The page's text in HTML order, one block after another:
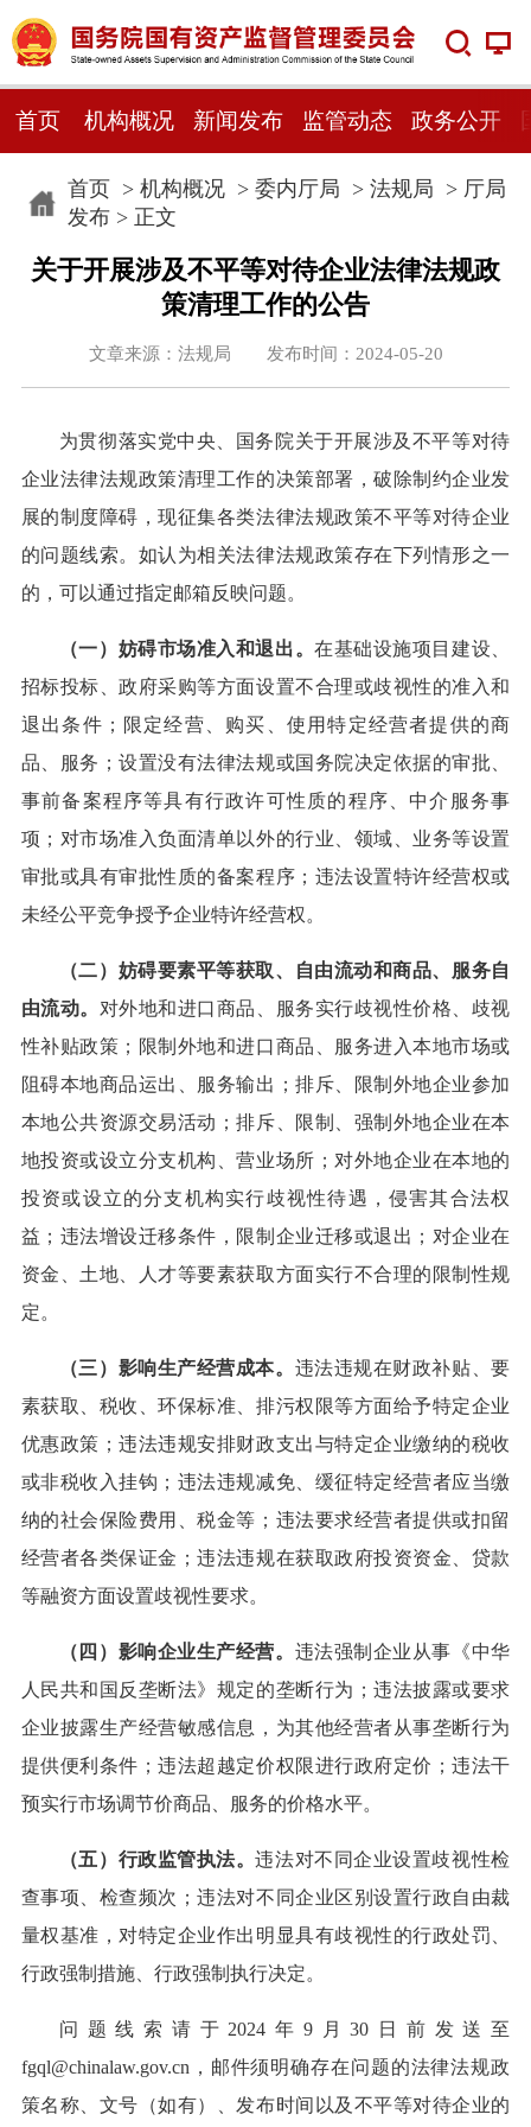
首页 机构概况 新闻发布 监管动态 政务公开
首页> 机构概况> 委内厅局 > 法规局 > 厅局
发布> 正文
关于开展涉及不平等对待企业法律法规政
策清理工作的公告
文章来源：法规局 发布时间：2024-05-20
为贯彻落实党中央、国务院关于开展涉及不平等对待
企业法律法规政策清理工作的决策部署，破除制约企业发
展的制度障碍，现征集各类法律法规政策不平等对待企业
的问题线索。如认为相关法律法规政策存在下列情形之一
的，可以通过指定邮箱反映问题。
（一）妨碍市场准入和退出。在基础设施项目建设、
招标投标、政府采购等方面设置不合理或歧视性的准入和
退出条件；限定经营、购买、使用特定经营者提供的商
品、服务；设置没有法律法规或国务院决定依据的审批、
事前备案程序等具有行政许可性质的程序、中介服务事
项；对市场准入负面清单以外的行业、领域、业务等设置
审批或具有审批性质的备案程序；违法设置特许经营权或
未经公平竞争授予企业特许经营权。
（二）妨碍要素平等获取、自由流动和商品、服务自
由流动。 对外地和进口商品、服务实行歧视性价格、歧视
性补贴政策；限制外地和进口商品、服务进入本地市场或
阻碍本地商品运出、服务输出；排斥、限制外地企业参加
本地公共资源交易活动；排斥、限制、强制外地企业在本
地投资或设立分支机构、营业场所；对外地企业在本地的
投资或设立的分支机构实行歧视性待遇，侵害其合法权
益；违法增设迁移条件，限制企业迁移或退出；对企业在
资金、土地、人才等要素获取方面实行不合理的限制性规
定。
（三）影响生产经营成本。 违法违规在财政补贴、要
素获取、税收、环保标准、排污权限等方面给予特定企业
优惠政策；违法违规安排财政支出与特定企业缴纳的税收
或非税收入挂钩；违法违规减免、缓征特定经营者应当缴
纳的社会保险费用、税金等；违法要求经营者提供或扣留
经营者各类保证金；违法违规在获取政府投资资金、贷款
等融资方面设置歧视性要求。
（四）影响企业生产经营。 违法强制企业从事《中华
人民共和国反垄断法》规定的垄断行为；违法披露或要求
企业披露生产经营敏感信息，为其他经营者从事垄断行为
提供便利条件；违法超越定价权限进行政府定价；违法干
预实行市场调节价商品、服务的价格水平。
（五）行政监管执法。违法对不同企业设置歧视性检
查事项、检查频次；违法对不同企业区别设置行政自由裁
量权基准，对特定企业作出明显具有歧视性的行政处罚、
行政强制措施、行政强制执行决定。
问题线索请于2024年9月30日前发送至
fgql@chinalaw.gov.cn，邮件须明确存在问题的法律法规政
策名称、文号（如有）、发布时间以及不平等对待企业的